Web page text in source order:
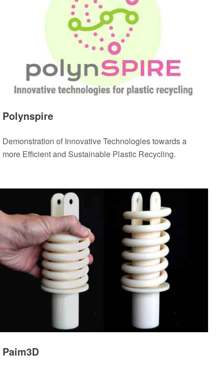
Polynspire
Demonstration of Innovative Technologies towards a
more Efficient and Sustainable Plastic Recycling.
Paim3D